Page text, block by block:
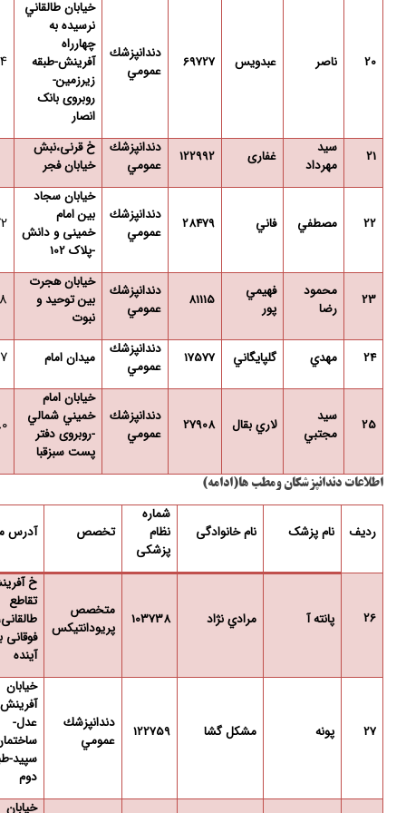
20 ناصر عبدويس 69727
دندانپزشك
عمومي
خيابان طالقاني
نرسيده به
چهارراه
آفرینش-طبقه
زیرزمین-
روبروی بانک
انصار
21
سید
مهرداد
غفاری 122992
دندانپزشك
عمومي
خ قرنی،نبش
خیابان فجر
22 مصطفي فاني 28479
دندانپزشك
عمومي
خیابان سجاد
بین امام
خمینی و دانش
-پلاک 102
23
محمود
رضا
فهيمي
پور
81115
دندانپزشك
عمومي
خیابان هجرت
بین توحید و
نبوت
24 مهدي گلپايگاني 17577
دندانپزشك
عمومي
میدان امام
25
سيد
مجتبي
لاري بقال 27908
دندانپزشك
عمومي
خيابان امام
خميني شمالي
-روبروی دفتر
پست سبزقبا
اطلاعات دندانپزشکان ومطب ها(ادامه)
ردیف نام پزشک نام خانوادگی
شماره
نظام
پزشکی
تخصص آدرس
26 پانته آ مرادي نژاد 103738
متخصص
پریودانتیکس
خ
تقاطع
فوقانی
آینده
27 پونه مشكل گشا 122759
دندانپزشك
عمومي
خیابان
عدل-
سپید-
دوم
خيابان